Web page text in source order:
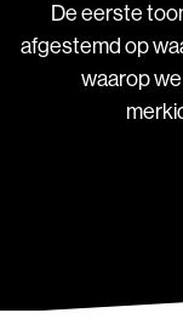
De eerste
afgestemd op
waarop